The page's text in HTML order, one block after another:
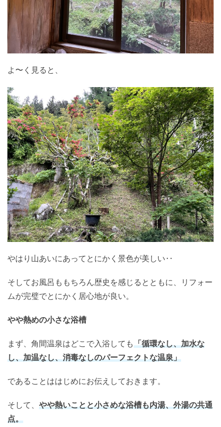
よ〜く見ると、
やはり山あいにあってとにかく景色が美しい‥
そしてお風呂ももちろん歴史を感じるとともに、リフォー
ムが完璧でとにかく居心地が良い。
やや熱めの小さな浴槽
まず、角間温泉はどこで入浴しても「循環なし、加水な
し、加温なし、消毒なしのパーフェクトな温泉」
であることははじめにお伝えしておきます。
そして、 やや熱いことと小さめな浴槽も内湯、外湯の共通
点。